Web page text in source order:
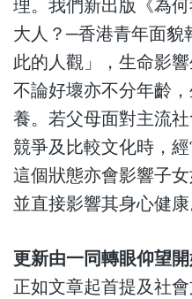
理。我們新出版《為
大人？─香港青年面貌
此的人觀」，生命影
不論好壞亦不分年齡
養。若父母面對主流
競爭及比較文化時，
這個狀態亦會影響子
並直接影響其身心健康
更新由一同轉眼仰望
正如文章起首提及社